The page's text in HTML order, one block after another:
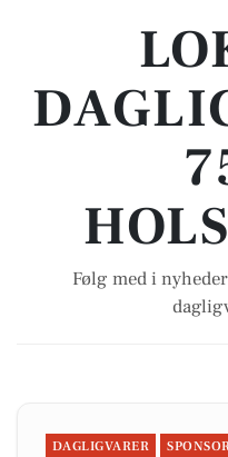
Følg med i
DAGLIGVARER